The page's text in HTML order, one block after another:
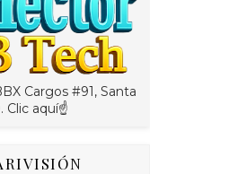
Cargos #91, Santa
Clic aquí☝